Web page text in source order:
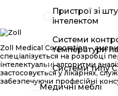
Пристрої зі
інтелектом
Системи
температури
Системи типу
Медичні меблі
Zoll Medical Corporation –
спеціалізується на розробці
інтелектуальні алгоритми
застосовується у лікарнях,
забезпечуючи професійні